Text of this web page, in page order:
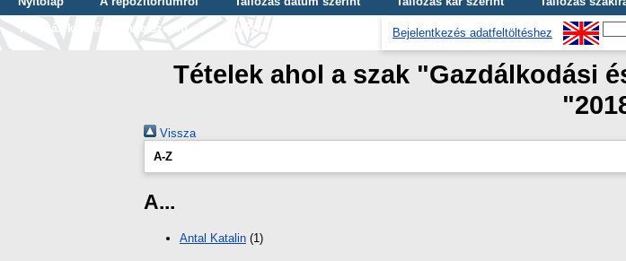
Tallózás képzés szintje szerint
Tallózás kulcsszó szerint Bejelentkezés adatfeltöltéshez
Tételek ahol a szak "Gazdálkodási
Vissza
A-Z
A...
Antal Katalin (1)